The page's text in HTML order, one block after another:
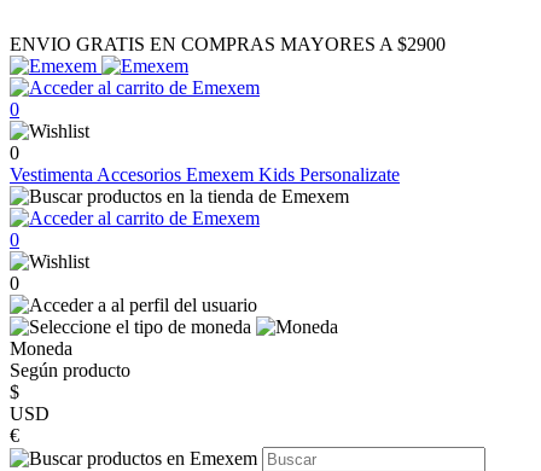
ENVIO GRATIS EN COMPRAS MAYORES A $2900
0
0
Vestimenta Accesorios Emexem Kids Personalizate
0
0
Moneda
Según producto
$
USD
€